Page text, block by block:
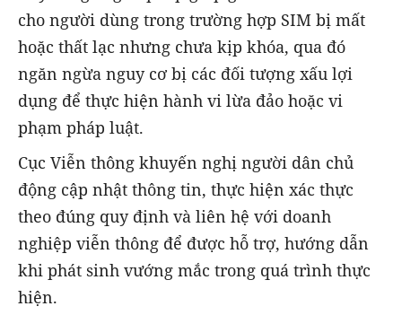
cho người dùng trong trường hợp SIM bị mất
hoặc thất lạc nhưng chưa kịp khóa, qua đó
ngăn ngừa nguy cơ bị các đối tượng xấu lợi
dụng để thực hiện hành vi lừa đảo hoặc vi
phạm pháp luật.
Cục Viễn thông khuyến nghị người dân chủ
động cập nhật thông tin, thực hiện xác thực
theo đúng quy định và liên hệ với doanh
nghiệp viễn thông để được hỗ trợ, hướng dẫn
khi phát sinh vướng mắc trong quá trình thực
hiện.